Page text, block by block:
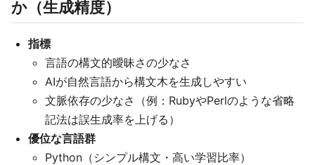
か（生成精度）
指標
言語の構文的曖昧さの少なさ
AIが自然言語から構文木を生成しやすい
文脈依存の少なさ（例：RubyやPerlのような省略
記法は誤生成率を上げる）
優位な言語群
Python（シンプル構文・高い学習比率）